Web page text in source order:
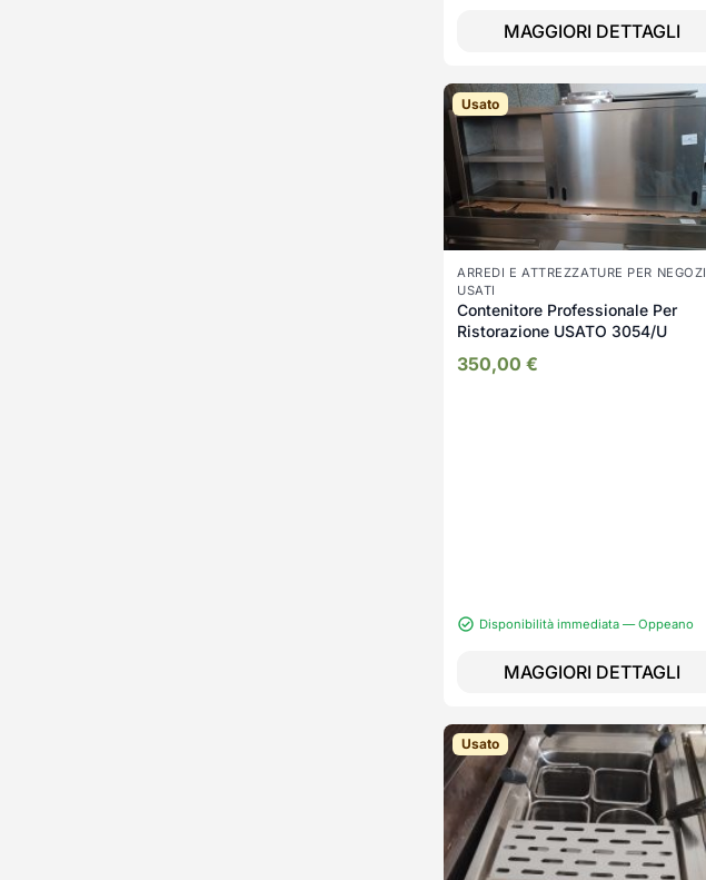
MAGGIORI DETTAGLI
Usato
ARREDI E ATTREZZATURE PER NEGOZI
USATI
Contenitore Professionale Per
Ristorazione USATO 3054/U
350,00 €
Disponibilità immediata — Oppeano
MAGGIORI DETTAGLI
Usato